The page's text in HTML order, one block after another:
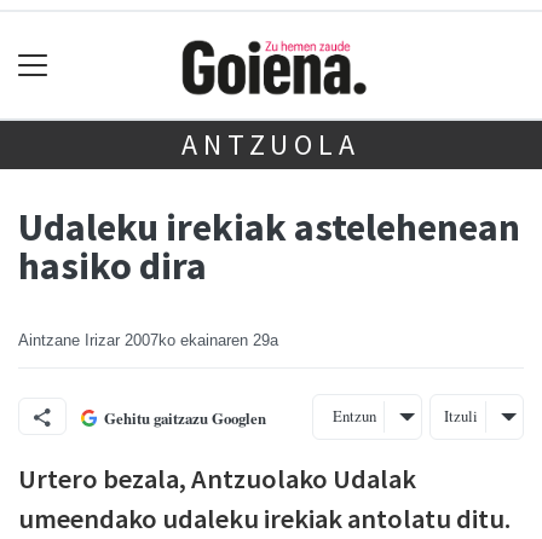
ANTZUOLA
Udaleku irekiak astelehenean
hasiko dira
Aintzane Irizar 2007ko ekainaren 29a
Gehitu gaitzazu Googlen Entzun Itzuli
Urtero bezala, Antzuolako Udalak
umeendako udaleku irekiak antolatu ditu.